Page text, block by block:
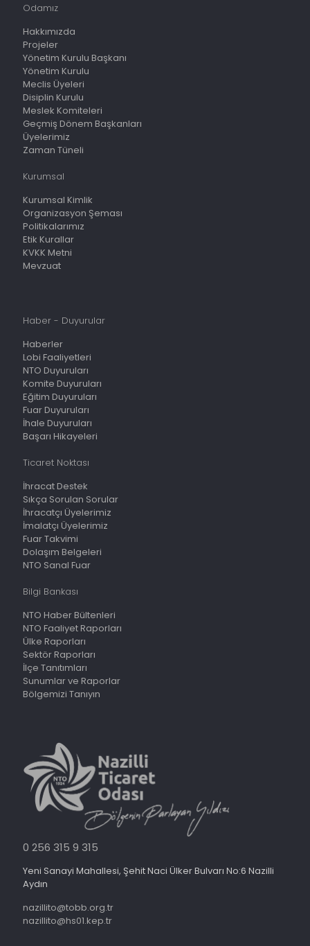
Odamız
Hakkımızda
Projeler
Yönetim Kurulu Başkanı
Yönetim Kurulu
Meclis Üyeleri
Disiplin Kurulu
Meslek Komiteleri
Geçmiş Dönem Başkanları
Üyelerimiz
Zaman Tüneli
Kurumsal
Kurumsal Kimlik
Organizasyon Şeması
Politikalarımız
Etik Kurallar
KVKK Metni
Mevzuat
Haber - Duyurular
Haberler
Lobi Faaliyetleri
NTO Duyuruları
Komite Duyuruları
Eğitim Duyuruları
Fuar Duyuruları
İhale Duyuruları
Başarı Hikayeleri
Ticaret Noktası
İhracat Destek
Sıkça Sorulan Sorular
İhracatçı Üyelerimiz
İmalatçı Üyelerimiz
Fuar Takvimi
Dolaşım Belgeleri
NTO Sanal Fuar
Bilgi Bankası
NTO Haber Bültenleri
NTO Faaliyet Raporları
Ülke Raporları
Sektör Raporları
İlçe Tanıtımları
Sunumlar ve Raporlar
Bölgemizi Tanıyın
0 256 315 9 315
Yeni Sanayi Mahallesi, Şehit Naci Ülker Bulvarı No:6 Nazilli
Aydın
nazillito@tobb.org.tr
nazillito@hs01.kep.tr